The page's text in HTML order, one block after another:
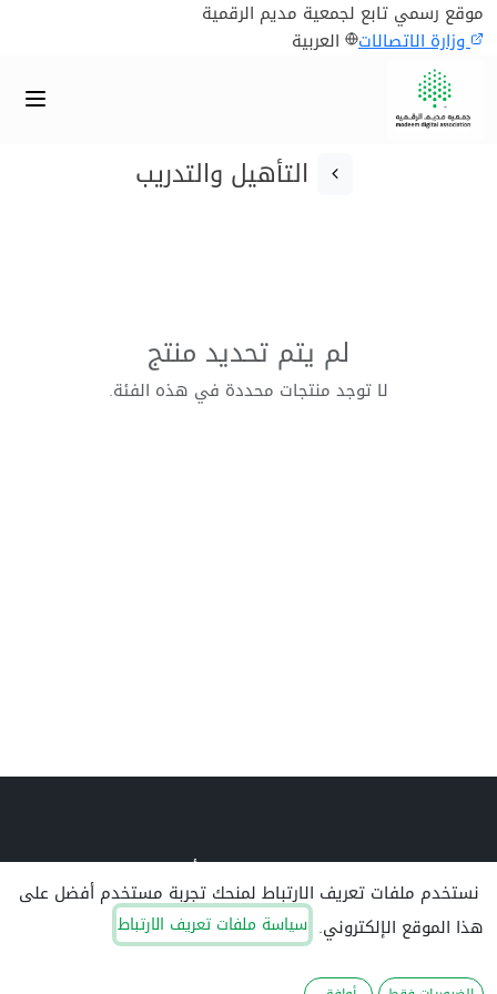
موقع رسمي تابع لجمعية مديم الرقمية
وزارة الاتصالات
العربية
التأهيل والتدريب
لم يتم تحديد منتج
لا توجد منتجات محددة في هذه الفئة.
ترخيص الجمعية تبرع بأمان
نستخدم ملفات تعريف الارتباط لمنحك تجربة مستخدم أفضل على
هذا الموقع الإلكتروني. سياسة ملفات تعريف الارتباط